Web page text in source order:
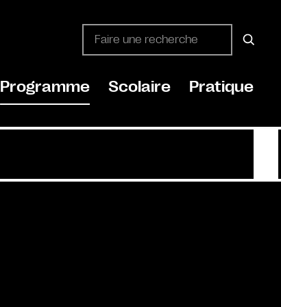
Programme Scolaire Pratique